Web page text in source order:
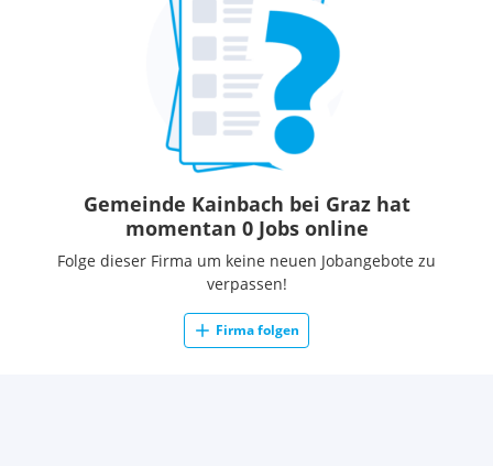
Gemeinde Kainbach bei Graz hat
momentan 0 Jobs online
Folge dieser Firma um keine neuen Jobangebote zu
verpassen!
Firma folgen